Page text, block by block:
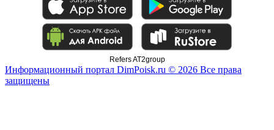
Refers AT2group
Информационный портал DimPoisk.ru © 2026 Все права
защищены